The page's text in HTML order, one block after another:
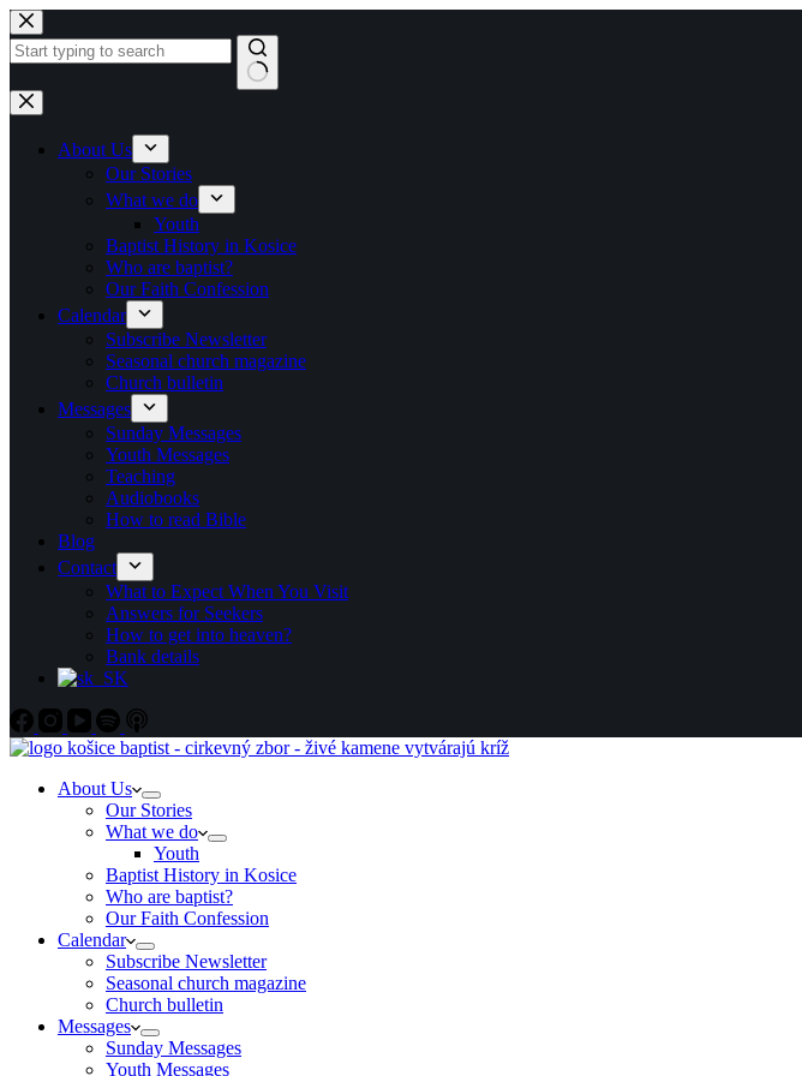
Skip to content
No results
About Us
Our Stories
What we do
Youth
Baptist History in Kosice
Who are baptist?
Our Faith Confession
Calendar
Subscribe Newsletter
Seasonal church magazine
Church bulletin
Messages
Sunday Messages
Youth Messages
Teaching
Audiobooks
How to read Bible
Blog
Contact
What to Expect When You Visit
Answers for Seekers
How to get into heaven?
Bank details
About Us
Our Stories
What we do
Youth
Baptist History in Kosice
Who are baptist?
Our Faith Confession
Calendar
Subscribe Newsletter
Seasonal church magazine
Church bulletin
Messages
Sunday Messages
Youth Messages